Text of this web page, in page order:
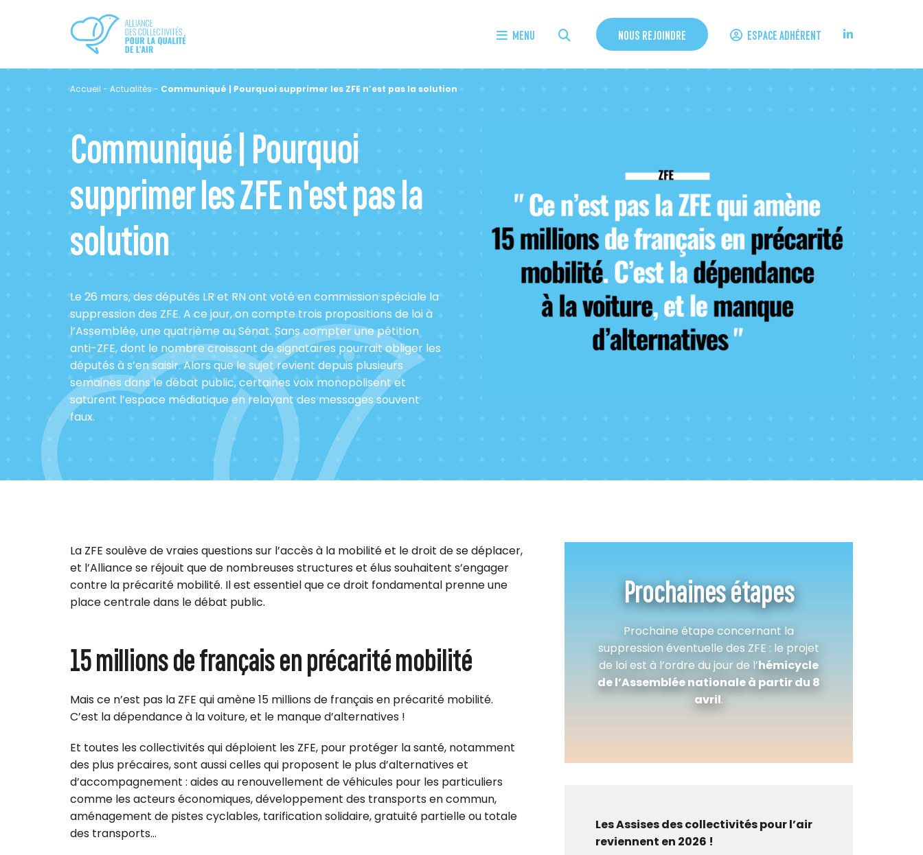
MENU NOUS REJOINDRE ESPACE ADHÉRENT
Accueil - Actualités- Communiqué | Pourquoi supprimer les ZFE n’est pas la solution
Communiqué | Pourquoi
supprimer les ZFE n'est pas la
solution
Le 26 mars, des députés LR et RN ont voté en commission spéciale la
suppression des ZFE. A ce jour, on compte trois propositions de loi à
l’Assemblée, une quatrième au Sénat. Sans compter une pétition
anti-ZFE, dont le nombre croissant de signataires pourrait obliger les
députés à s’en saisir. Alors que le sujet revient depuis plusieurs
semaines dans le débat public, certaines voix monopolisent et
saturent l’espace médiatique en relayant des messages souvent
faux.
La ZFE soulève de vraies questions sur l’accès à la mobilité et le droit de se déplacer,
et l’Alliance se réjouit que de nombreuses structures et élus souhaitent s’engager
contre la précarité mobilité. Il est essentiel que ce droit fondamental prenne une
place centrale dans le débat public.
15 millions de français en précarité mobilité
Mais ce n’est pas la ZFE qui amène 15 millions de français en précarité mobilité.
C’est la dépendance à la voiture, et le manque d’alternatives !
Et toutes les collectivités qui déploient les ZFE, pour protéger la santé, notamment
des plus précaires, sont aussi celles qui proposent le plus d’alternatives et
d’accompagnement : aides au renouvellement de véhicules pour les particuliers
comme les acteurs économiques, développement des transports en commun,
aménagement de pistes cyclables, tarification solidaire, gratuité partielle ou totale
des transports…
Prochaines étapes
Prochaine étape concernant la
suppression éventuelle des ZFE : le projet
de loi est à l’ordre du jour de l’hémicycle
de l’Assemblée nationale à partir du 8
avril.
Les Assises des collectivités pour l’air
reviennent en 2026 !